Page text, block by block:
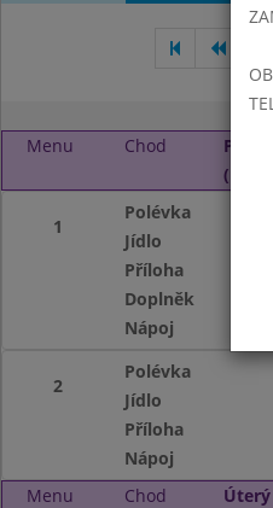
Menu Chod
(11:00
1
Polévka
Jídlo
Příloha
Doplněk
Nápoj
2
Polévka
Jídlo
Příloha
Nápoj
Menu
Chod Úterý